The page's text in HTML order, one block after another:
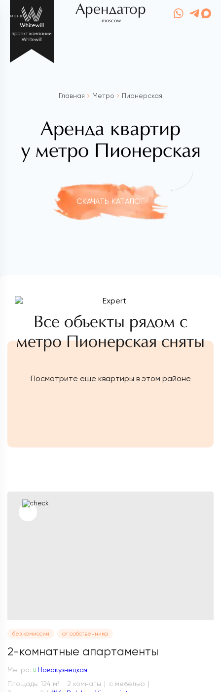
меню Арендатор
.moscow
Главная Метро Пионерская
Аренда квартир
у метро Пионерская
СКАЧАТЬ КАТАЛОГ
Все объекты рядом с
метро Пионерская сняты
Посмотрите еще квартиры в этом районе
без комиссии от собственника
2-комнатные апартаменты
Метро:
Новокузнецкая
Площадь: 124 м 2 2 комнаты
с мебелью